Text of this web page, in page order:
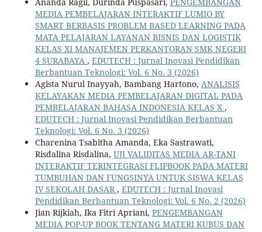
MEDIA PEMBELAJARAN INTERAKTIF LUMIO BY
SMART BERBASIS PROBLEM BASED LEARNING PADA
MATA PELAJARAN LAYANAN BISNIS DAN LOGISTIK
KELAS XI MANAJEMEN PERKANTORAN SMK NEGERI
4 SURABAYA , EDUTECH : Jurnal Inovasi Pendidikan
Berbantuan Teknologi: Vol. 6 No. 3 (2026)
Agista Nurul Inayyah, Bambang Hartono, ANALISIS
KELAYAKAN MEDIA PEMBELAJARAN DIGITAL PADA
PEMBELAJARAN BAHASA INDONESIA KELAS X ,
EDUTECH : Jurnal Inovasi Pendidikan Berbantuan
Teknologi: Vol. 6 No. 3 (2026)
Charenina Tsabitha Amanda, Eka Sastrawati,
Risdalina Risdalina, UJI VALIDITAS MEDIA AR-TANI
INTERAKTIF TERINTEGRASI FLIPBOOK PADA MATERI
TUMBUHAN DAN FUNGSINYA UNTUK SISWA KELAS
IV SEKOLAH DASAR, EDUTECH : Jurnal Inovasi
Pendidikan Berbantuan Teknologi: Vol. 6 No. 2 (2026)
Jian Rijkiah, Ika Fitri Apriani, PENGEMBANGAN
MEDIA POP-UP BOOK TENTANG MATERI KUBUS DAN